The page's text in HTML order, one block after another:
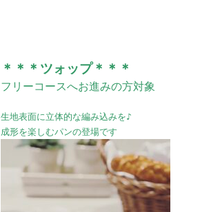
＊ ＊＊ツォップ＊＊＊
フリーコースへお進みの方対象
生地表面に立体的な編み込みを♪
成形を楽しむパンの登場です